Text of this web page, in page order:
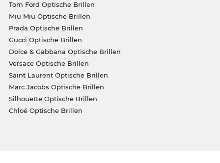
Tom Ford Optische Brillen
Miu Miu Optische Brillen
Prada Optische Brillen
Gucci Optische Brillen
Dolce & Gabbana Optische Brillen
Versace Optische Brillen
Saint Laurent Optische Brillen
Marc Jacobs Optische Brillen
Silhouette Optische Brillen
Chloé Optische Brillen